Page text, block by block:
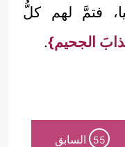
فتمَّ لهم كلُّ
الجحيم}.
55 السابق